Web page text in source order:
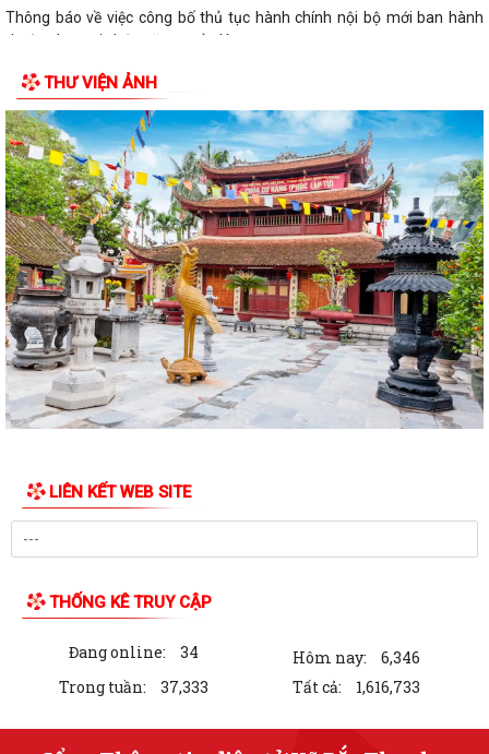
Thông báo về việc công bố thủ tục hành chính nội bộ mới ban hành
thuộc phạm vi chức năng quản lý...
Không thu lệ phí đăng ký kinh doanh đối với hộ kinh doanh, hợp tác xã,
Liên hiệp Hợp tác xã
Bộ Chính trị quyết định đổi tên Ban Tuyên giáo và Dân vận Trung ương
thành Ban Tuyên giáo Trung...
UBND xã Bắc Thanh Miện tổ chức Hội nghị công bố các Quyết định về
công tác cán bộ
Quyết định 2994/QĐ-UBND ngày 29/7/2026 của UBND thành phố về
việc công bố danh mục thủ tục hành...
Công văn số 1651/UBND-TC ngày 29/7/2026 của UBND thành phố về
việc tiếp tục thực hiện Chỉ thị số...
Uỷ ban nhân dân xã Bắc Thanh Miện triển khai, ra mắt mô hình " Toàn
Hướng dẫn cài đặt app EVN chăm sóc khách hàng
Nâng cao cảnh giác, bảo vệ nền tảng tư tưởng của Đảng trên không
96 năm - chặng đường vẻ vang, tự hào của công tác tuyên giáo của
Hôj đồng nhân dân xã Bắc Thanh Miện khoá II, nhiệm kỳ 2026-2031 tổ
chức thành công kỳ họp thứ III
Công văn triển khai thực hiện các Nghị quyết của Hội đồng nhân dân
THƯ VIỆN ẢNH
LIÊN KẾT WEB SITE
THỐNG KÊ TRUY CẬP
Đang online: 34 Hôm nay:
6,346
Trong tuần:
37,333 Tất cả: 1,616,733